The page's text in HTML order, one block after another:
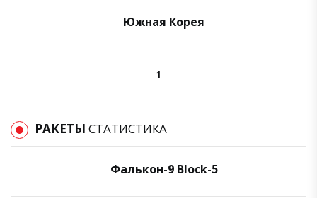
Южная Корея
1
РАКЕТЫ СТАТИСТИКА
Фалькон-9 Block-5